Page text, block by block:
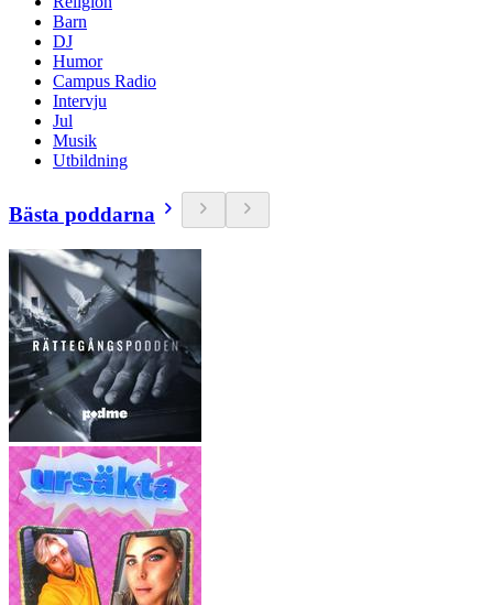
Barn
DJ
Humor
Campus Radio
Intervju
Jul
Musik
Utbildning
Bästa poddarna